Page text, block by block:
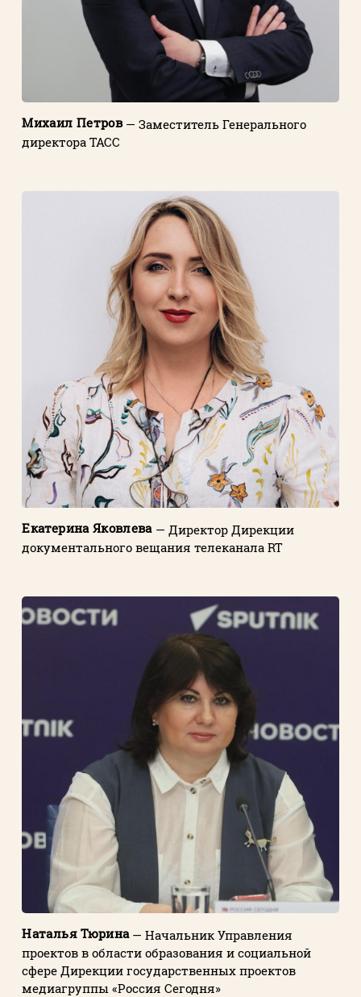
Михаил Петров— Заместитель Генерального
директора ТАСС
Екатерина Яковлева— Директор Дирекции
документального вещания телеканала RT
Наталья Тюрина— Начальник Управления
проектов в области образования и социальной
сфере Дирекции государственных проектов
медиагруппы «Россия Сегодня»